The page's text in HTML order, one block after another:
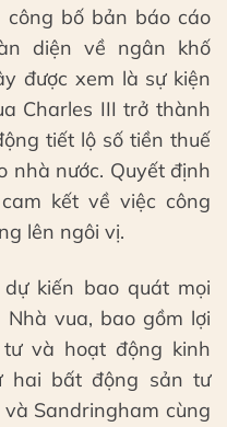
công bố bản báo cáo
diện về ngân khố
được xem là sự kiện
Charles III trở thành
tiết lộ số tiền thuế
nhà nước. Quyết định
kết về việc công
lên ngôi vị.
kiến bao quát mọi
vua, bao gồm lợi
và hoạt động kinh
hai bất động sản tư
Sandringham cùng